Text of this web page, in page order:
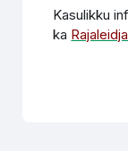
Kasulikku
ka